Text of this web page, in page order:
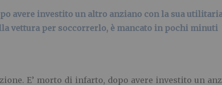
avere investito un altro anziano con la sua
vettura per soccorrerlo, è mancato in pochi minuti
E’ morto di infarto, dopo avere investito un